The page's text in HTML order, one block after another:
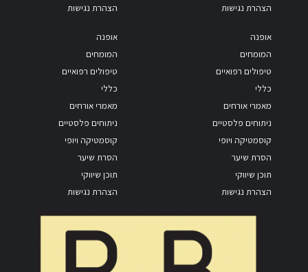
הצהרת נגישות
הצהרת נגישות
אופנה
המומחים
טיפולים רפואיים
כללי
מאמרי אורחים
ניתוחים פלסטיים
קוסמטיקה ויופי
הסרת שיער
תוכן שיווקי
הצהרת נגישות
אופנה
המומחים
טיפולים רפואיים
כללי
מאמרי אורחים
ניתוחים פלסטיים
קוסמטיקה ויופי
הסרת שיער
תוכן שיווקי
הצהרת נגישות